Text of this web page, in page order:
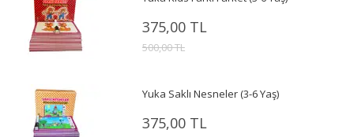
375,00 TL
500,00 TL
Yuka Saklı Nesneler (3-6 Yaş)
375,00 TL